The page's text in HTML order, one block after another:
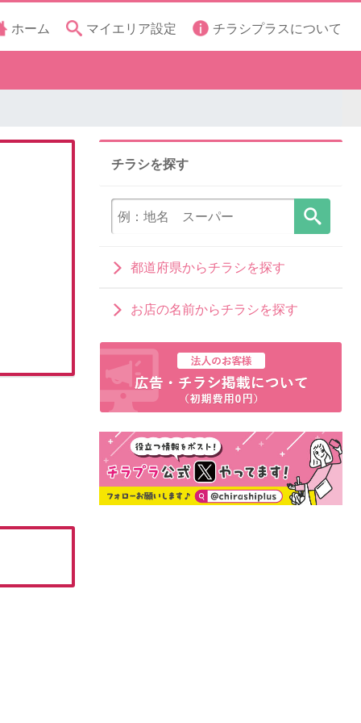
ホーム マイエリア設定 チラシプラスについて
チラシを探す
都道府県からチラシを探す
お店の名前からチラシを探す